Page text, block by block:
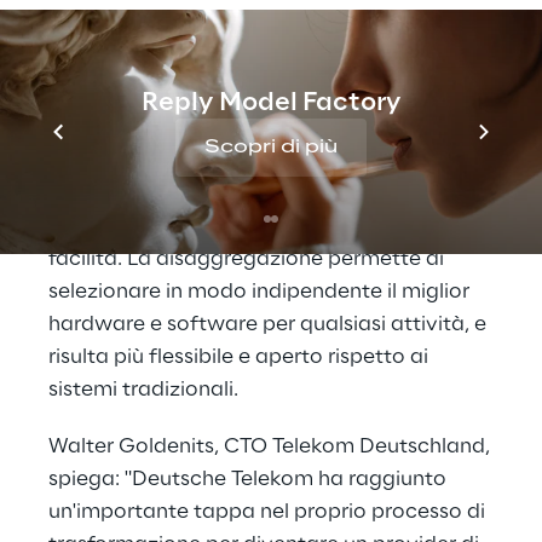
Reply Model Factory
Scopri di più
basato su cloud. La piattaforma Access 4.0
assorbe molte delle funzioni dei classici
sistemi di supporto alle operations
attraverso il
software-defined networking.
Attraverso questo paradigma, viene favorita
l'automazione, permettendo di
implementare anche i processi più snelli con
facilità. La disaggregazione permette di
selezionare in modo indipendente il miglior
hardware e software per qualsiasi attività, e
risulta più flessibile e aperto rispetto ai
sistemi tradizionali.
Walter Goldenits, CTO Telekom Deutschland,
spiega: "Deutsche Telekom ha raggiunto
un'importante tappa nel proprio processo di